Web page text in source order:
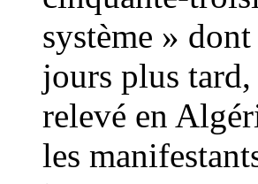
système »
jours plus
relevé en
les